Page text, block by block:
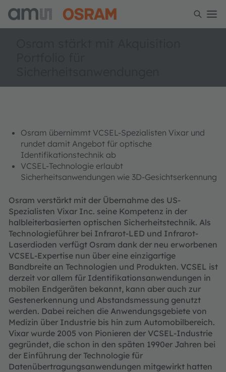
Osram übernimmt VCSEL-Spezialisten Vixar und
rundet damit Angebot für optische
Identifikationstechnik ab
VCSEL-Technologie erlaubt
Sicherheitsanwendungen wie 3D-Gesichtserkennung
Osram verstärkt mit der Übernahme des US-
Spezialisten Vixar Inc. seine Kompetenz in der
halbleiterbasierten optischen Sicherheitstechnik. Als
Technologieführer bei Infrarot-LED und Infrarot-
Laserdioden verfügt Osram dank der neu erworbenen
VCSEL-Expertise nun über eine einzigartige
Bandbreite an Technologien und Produkten. VCSEL ist
derzeit vor allem für Identifikationsanwendungen in
mobilen Endgeräten bekannt, kann aber auch zur
Gestenerkennung und Abstandsmessung genutzt
werden. Dabei reichen die Anwendungsgebiete von
Medizin über Industrie bis hin zum Automobilbereich.
Vixar wurde 2005 von Pionieren der VCSEL-Industrie
gegründet, die schon in den späten 1990er Jahren bei
der Einführung der Technologie für
Datenübertragungsanwendungen mitgewirkt hatten